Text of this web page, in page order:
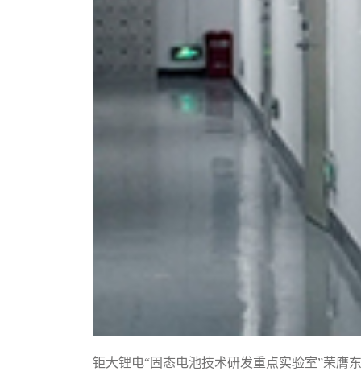
钜大锂电“固态电池技术研发重点实验室”荣膺